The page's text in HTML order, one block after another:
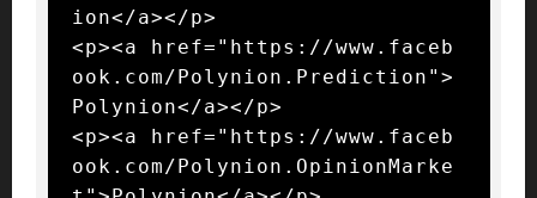
ion</a></p>
<p><a href="https://www.faceb
ook.com/Polynion.Prediction">
Polynion</a></p>
<p><a href="https://www.faceb
ook.com/Polynion.OpinionMarke